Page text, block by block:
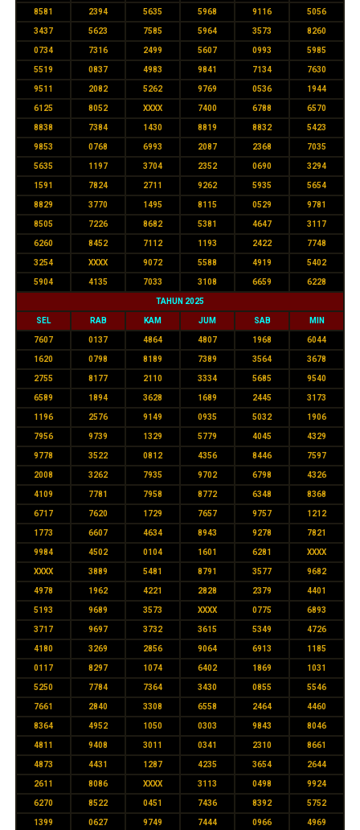
8581 2394 5635 5968 9116 5056
3437 5623 7585 5964 3573 8260
0734 7316 2499 5607 0993 5985
5519 0837 4983 9841 7134 7630
9511 2082 5262 9769 0536 1944
6125 8052 XXXX 7400 6788 6570
8838 7384 1430 8819 8832 5423
9853 0768 6993 2087 2368 7035
5635 1197 3704 2352 0690 3294
1591 7824 2711 9262 5935 5654
8829 3770 1495 8115 0529 9781
8505 7226 8682 5381 4647 3117
6260 8452 7112 1193 2422 7748
3254 XXXX 9072 5588 4919 5402
5904 4135 7033 3108 6659 6228
TAHUN 2025
SEL RAB KAM JUM SAB MIN
7607 0137 4864 4807 1968 6044
1620 0798 8189 7389 3564 3678
2755 8177 2110 3334 5685 9540
6589 1894 3628 1689 2445 3173
1196 2576 9149 0935 5032 1906
7956 9739 1329 5779 4045 4329
9778 3522 0812 4356 8446 7597
2008 3262 7935 9702 6798 4326
4109 7781 7958 8772 6348 8368
6717 7620 1729 7657 9757 1212
1773 6607 4634 8943 9278 7821
9984 4502 0104 1601 6281 XXXX
XXXX 3889 5481 8791 3577 9682
4978 1962 4221 2828 2379 4401
5193 9689 3573 XXXX 0775 6893
3717 9697 3732 3615 5349 4726
4180 3269 2856 9064 6913 1185
0117 8297 1074 6402 1869 1031
5250 7784 7364 3430 0855 5546
7661 2840 3308 6558 2464 4460
8364 4952 1050 0303 9843 8046
4811 9408 3011 0341 2310 8661
4873 4431 1287 4235 3654 2644
2611 8086 XXXX 3113 0498 9924
6270 8522 0451 7436 8392 5752
1399 0627 9749 7444 0966 4969